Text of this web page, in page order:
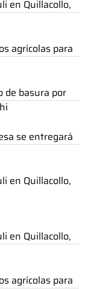
en Quillacollo,
agrícolas para
de basura por
se entregará
en Quillacollo,
en Quillacollo,
agrícolas para